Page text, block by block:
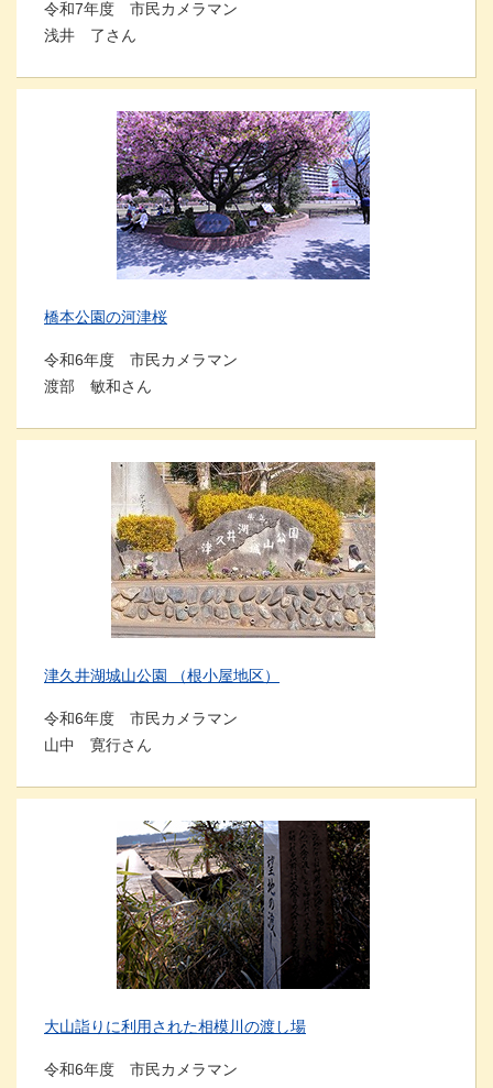
令和7年度 市民カメラマン
浅井 了さん
橋本公園の河津桜
令和6年度 市民カメラマン
渡部 敏和さん
津久井湖城山公園 （根小屋地区）
令和6年度 市民カメラマン
山中 寛行さん
大山詣りに利用された相模川の渡し場
令和6年度 市民カメラマン